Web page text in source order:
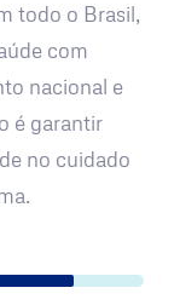
todo o Brasil,
com
nacional e
é garantir
no cuidado